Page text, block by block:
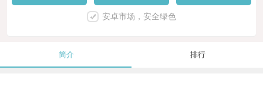
安卓市场，安全绿色
简介 排行